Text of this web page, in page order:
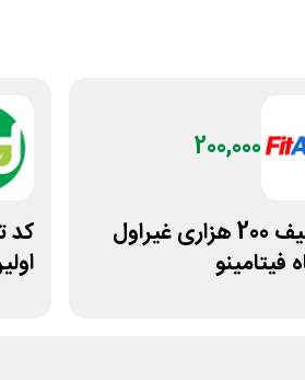
200,000
کد تخفیف 200 هزاری غیراول
فیتامینو